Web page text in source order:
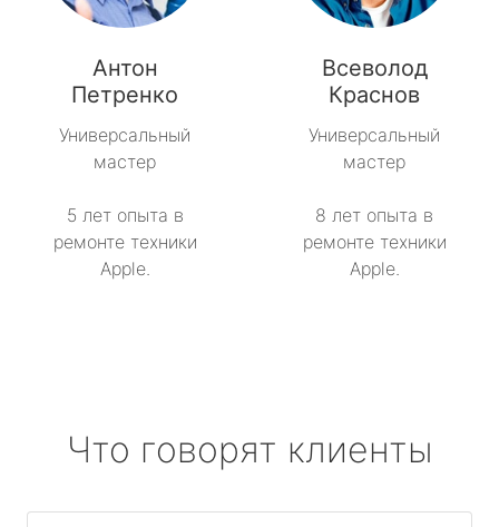
Антон
Петренко
Универсальный
мастер
5 лет опыта в
ремонте техники
Apple.
Всеволод
Краснов
Универсальный
мастер
8 лет опыта в
ремонте техники
Apple.
Что говорят клиенты